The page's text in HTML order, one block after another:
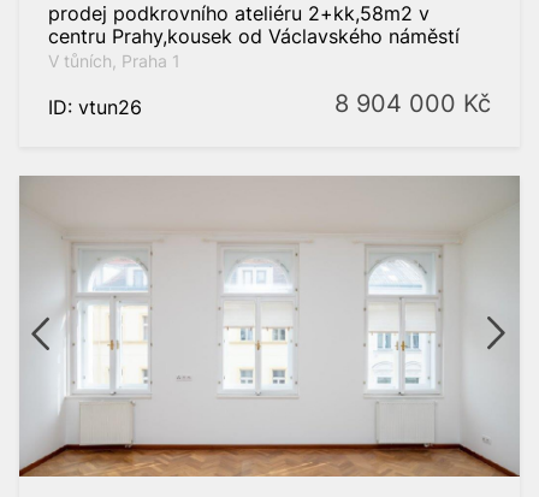
prodej podkrovního ateliéru 2+kk,58m2 v
centru Prahy,kousek od Václavského náměstí
V tůních, Praha 1
ID: vtun26 8 904 000 Kč